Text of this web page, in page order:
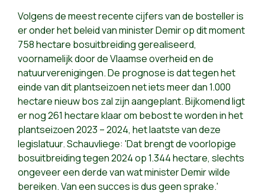
Volgens de meest recente cijfers van de bosteller is
er onder het beleid van minister Demir op dit moment
758 hectare bosuitbreiding gerealiseerd,
voornamelijk door de Vlaamse overheid en de
natuurverenigingen. De prognose is dat tegen het
einde van dit plantseizoen net iets meer dan 1.000
hectare nieuw bos zal zijn aangeplant. Bijkomend ligt
er nog 261 hectare klaar om bebost te worden in het
plantseizoen 2023 – 2024, het laatste van deze
legislatuur. Schauvliege: 'Dat brengt de voorlopige
bosuitbreiding tegen 2024 op 1.344 hectare, slechts
ongeveer een derde van wat minister Demir wilde
bereiken. Van een succes is dus geen sprake.'